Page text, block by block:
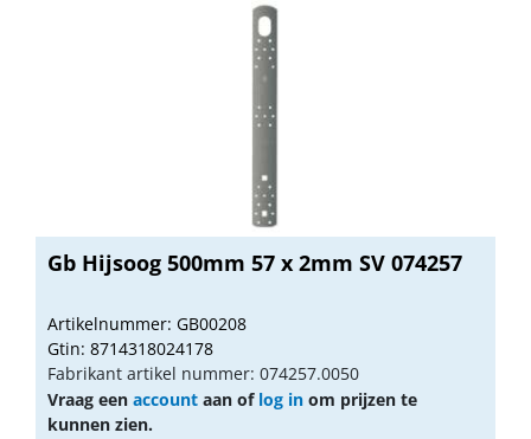
Gb Hijsoog 500mm 57 x 2mm SV 074257
Artikelnummer: GB00208
Gtin: 8714318024178
Fabrikant artikel nummer: 074257.0050
Vraag een account aan of log in om prijzen te
kunnen zien.